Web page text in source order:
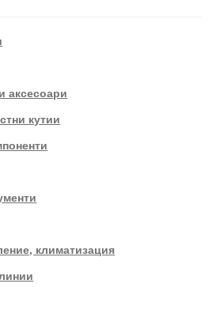
аксесоари
кутии
климатизация